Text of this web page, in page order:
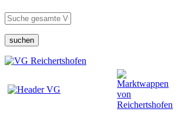
suchen